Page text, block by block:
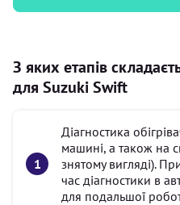
З яких етапів
для Suzuki Swift
Діагностика
машині, а також на
знятому вигляді).
час діагностики в
для подальшої